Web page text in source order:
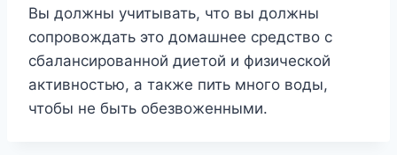
Вы должны учитывать, что вы должны
сопровождать это домашнее средство с
сбалансированной диетой и физической
активностью, а также пить много воды,
чтобы не быть обезвоженными.